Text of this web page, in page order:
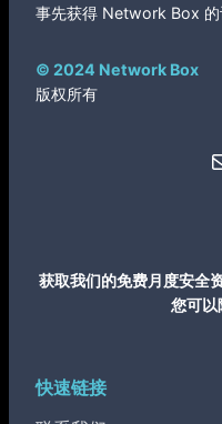
事先获得 Network Box 的
© 2024 Network Box
版权所有
Mail
获取我们的免费月度安全
您可以
快速链接